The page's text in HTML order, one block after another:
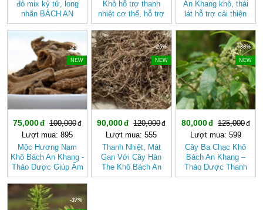
đỏ mix kỷ tử, long
nhãn BÁCH AN
KHANG - Trà Thảo
Khô hỗ trợ thanh
nhiệt cơ thể, hỗ trợ
tiêu hóa BÁCH AN
KHANG
An Khang khô, thái
lát hỗ trợ cải thiện
giấc ngủ
-25%
NEW
75,000
100,000
Lượt mua: 895
Mộc Hương Nam
Khô Bách An Khang -
Thảo Dược Giúp Ấm
Bụng, Hành Khí,
Giảm Đầy Hơi
-25%
NEW
90,000
120,000
Lượt mua: 555
Thanh Nhiệt, Mát
Gan Với Cây Hàn
The Khô Bách An
Khang Chính Hãng
-36%
NEW
80,000
125,000
Lượt mua: 599
Cây Ba Chạc Khô
Bách An Khang –
Thảo Dược Thanh
Nhiệt, Giải Độc Gan
-37%